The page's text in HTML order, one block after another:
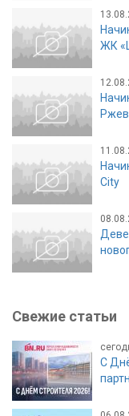
ЖК
City
Свежие статьи
С